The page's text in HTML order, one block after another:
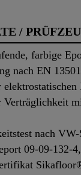
/
farbige
nach EN
Verträglichkeit
nach
09-09-132-